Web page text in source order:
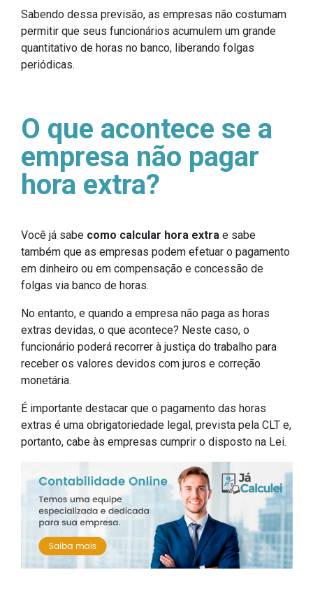
Sabendo dessa previsão, as empresas não costumam
permitir que seus funcionários acumulem um grande
quantitativo de horas no banco, liberando folgas
periódicas.
O que acontece se a
empresa não pagar
hora extra?
Você já sabe como calcular hora extra e sabe
também que as empresas podem efetuar o pagamento
em dinheiro ou em compensação e concessão de
folgas via banco de horas.
No entanto, e quando a empresa não paga as horas
extras devidas, o que acontece? Neste caso, o
funcionário poderá recorrer à justiça do trabalho para
receber os valores devidos com juros e correção
monetária.
É importante destacar que o pagamento das horas
extras é uma obrigatoriedade legal, prevista pela CLT e,
portanto, cabe às empresas cumprir o disposto na Lei.